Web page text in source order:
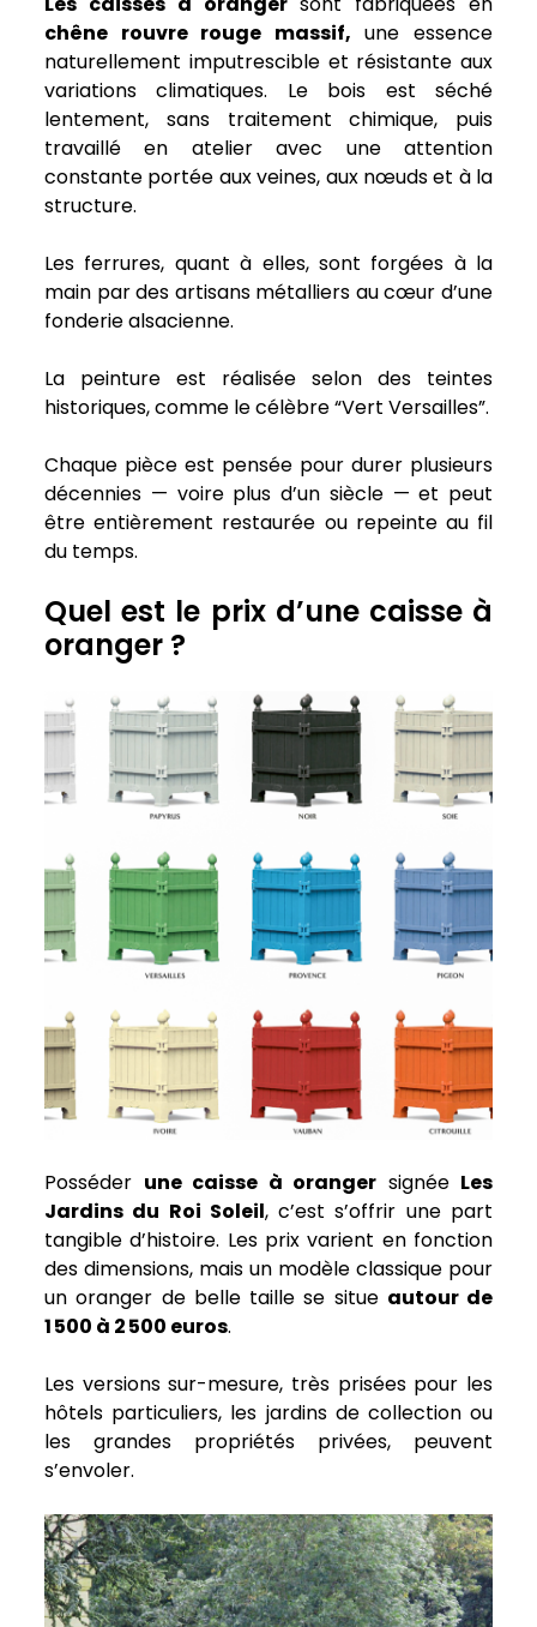
chêne rouvre rouge massif, une essence
naturellement imputrescible et résistante aux
variations climatiques. Le bois est séché
lentement, sans traitement chimique, puis
travaillé en atelier avec une attention
constante portée aux veines, aux nœuds et à la
structure.
Les ferrures, quant à elles, sont forgées à la
main par des artisans métalliers au cœur d’une
fonderie alsacienne.
La peinture est réalisée selon des teintes
historiques, comme le célèbre “Vert Versailles”.
Chaque pièce est pensée pour durer plusieurs
décennies — voire plus d’un siècle — et peut
être entièrement restaurée ou repeinte au fil
du temps.
Quel est le prix d’une caisse à
oranger ?
Posséder une caisse à oranger signée Les
Jardins du Roi Soleil, c’est s’offrir une part
tangible d’histoire. Les prix varient en fonction
des dimensions, mais un modèle classique pour
un oranger de belle taille se situe autour de
1 500 à 2 500 euros.
Les versions sur-mesure, très prisées pour les
hôtels particuliers, les jardins de collection ou
les grandes propriétés privées, peuvent
s’envoler.